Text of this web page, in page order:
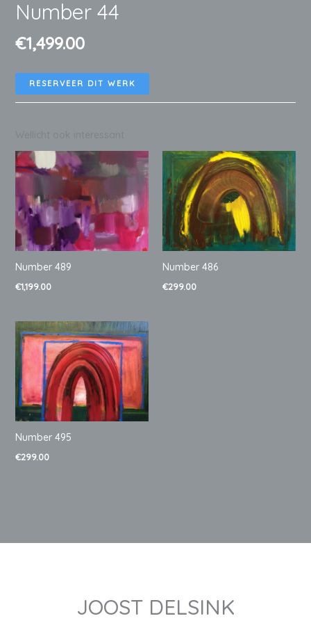
Number 44
€1,499.00
RESERVEER DIT WERK
Number 489
€1,199.00
Number 486
€299.00
Number 495
€299.00
JOOST DELSINK